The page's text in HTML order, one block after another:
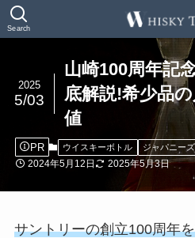
Search
山崎100周年記
底解説!希少品
値
2025
5/03
PR ウイスキーボトル ジャパニー
2024年5月12日 2025年5月3日
サントリーの創立100周年